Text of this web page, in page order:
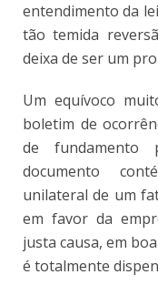
entendimento da
tão temida
deixa de ser um
Um equívoco
boletim de
de fundamento
documento
unilateral de um
em favor da
justa causa, em
é totalmente